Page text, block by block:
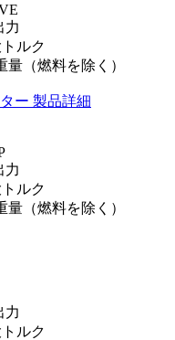
力
ルク
量（燃料を除く）
ー 製品詳細
力
ルク
量（燃料を除く）
力
ルク